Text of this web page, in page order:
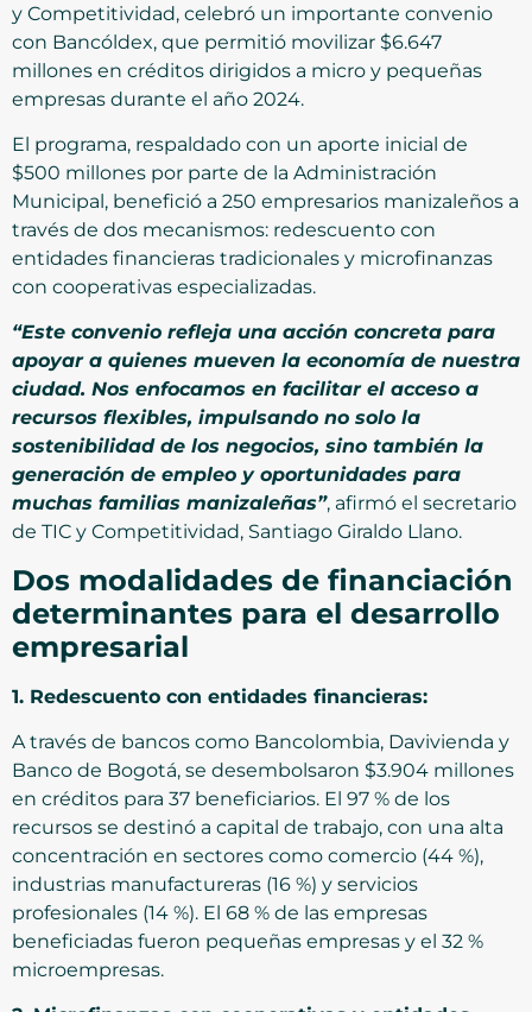
y Competitividad, celebró un importante convenio
con Bancóldex, que permitió movilizar $6.647
millones en créditos dirigidos a micro y pequeñas
empresas durante el año 2024.
El programa, respaldado con un aporte inicial de
$500 millones por parte de la Administración
Municipal, benefició a 250 empresarios manizaleños a
través de dos mecanismos: redescuento con
entidades financieras tradicionales y microfinanzas
con cooperativas especializadas.
“Este convenio refleja una acción concreta para
apoyar a quienes mueven la economía de nuestra
ciudad. Nos enfocamos en facilitar el acceso a
recursos flexibles, impulsando no solo la
sostenibilidad de los negocios, sino también la
generación de empleo y oportunidades para
muchas familias manizaleñas”, afirmó el secretario
de TIC y Competitividad, Santiago Giraldo Llano.
Dos modalidades de financiación
determinantes para el desarrollo
empresarial
1. Redescuento con entidades financieras:
A través de bancos como Bancolombia, Davivienda y
Banco de Bogotá, se desembolsaron $3.904 millones
en créditos para 37 beneficiarios. El 97 % de los
recursos se destinó a capital de trabajo, con una alta
concentración en sectores como comercio (44 %),
industrias manufactureras (16 %) y servicios
profesionales (14 %). El 68 % de las empresas
beneficiadas fueron pequeñas empresas y el 32 %
microempresas.